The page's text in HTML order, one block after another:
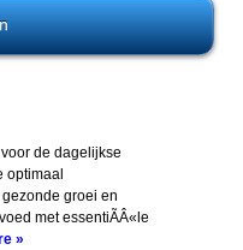
de dagelijkse
optimaal
groei en
met essentiÃÂ«le
»